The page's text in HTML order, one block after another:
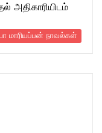
சென்னைக்குக்
மாரியப்பன் நாவல்கள்